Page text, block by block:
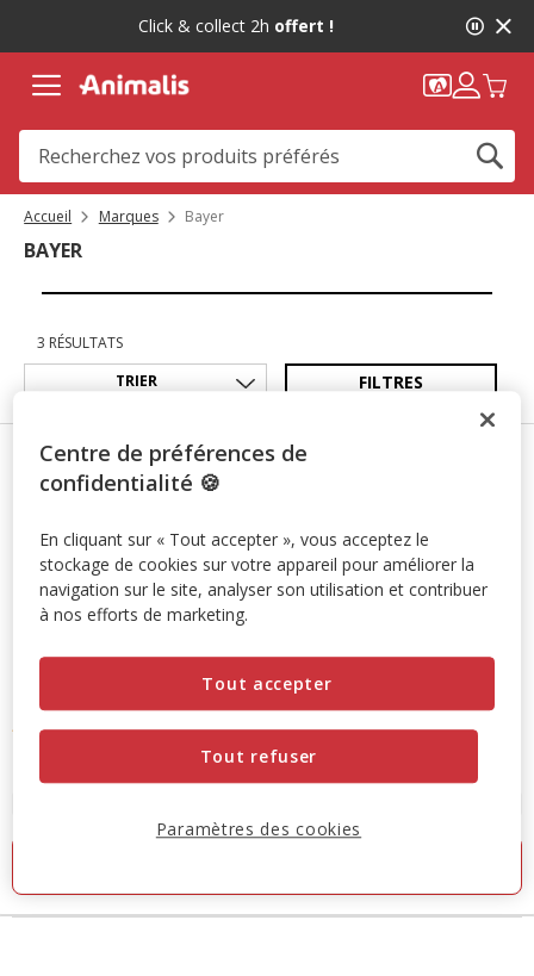
message,
Click & collect 2h offert !
Accueil Marques Bayer
BAYER
3 RÉSULTATS
FILTRES
Bayer Pipettes antiparasitaires Advantix
étoiles
4.5(36)
à
27.96€
Centre de préférences de
confidentialité 🍪
En cliquant sur « Tout accepter », vous acceptez le
stockage de cookies sur votre appareil pour améliorer la
navigation sur le site, analyser son utilisation et contribuer
à nos efforts de marketing.
Tout refuser
Tout accepter
Paramètres des cookies